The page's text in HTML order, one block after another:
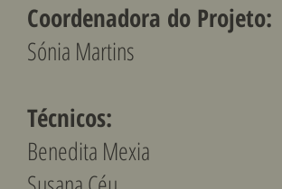
Coordenadora do Projeto:
Sónia Martins
Técnicos:
Benedita Mexia